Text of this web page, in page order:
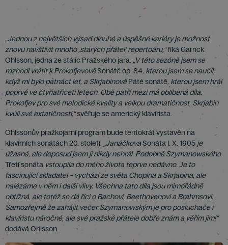
„Jednou z největších výsad dlouhé a úspěšné kariéry je možnost
znovu navštívit mnoho‚starých přátel‘ repertoáru,“říká Garrick
Ohlsson, jedna ze stálic Pražského jara. „V této sezóně jsem se
rozhodl vrátit k ProkofjevověSonátě op. 84, kterou jsem se naučil,
když mi bylo patnáct let, a SkrjabinověPáté sonátě, kterou jsem hrál
poprvé ve čtyřiatřiceti letech. Obě patří mezi má oblíbená díla.
Prokofjev pro své melodické kvality a velkou dramatičnost, Skrjabin
kvůli své extatičnosti,“svěřuje se americký klavírista.
Ohlssonův pražkojarní program bude tentokrát vystavěn na
klavírních sonátách 20. století. „JanáčkovaSonáta I. X. 1905 je
úžasná, ale doposud jsem ji nikdy nehrál. Podobně Szymanowského
Třetí sonáta vstoupila do mého života teprve nedávno. Je to
fascinující skladatel – vychází ze světa Chopina a Skrjabina, ale
nalézáme v něm i další vlivy. Všechna tato díla jsou mimořádně
obtížná, ale totéž se dá říci o Bachovi, Beethovenovi a Brahmsovi.
Samozřejmě že zahájit večer Szymanowským je pro posluchače i
klavíristu náročné, ale své pražské přátele dobře znám a věřím jim!“
dodává Ohlsson.